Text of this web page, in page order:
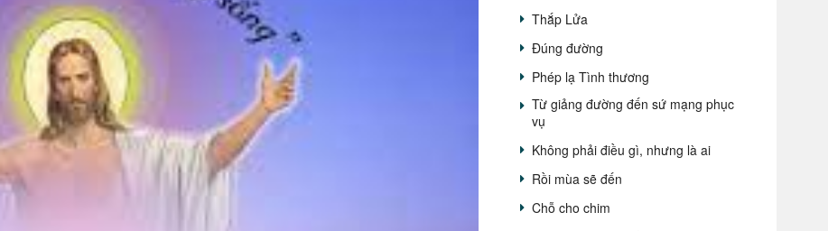
Thắp Lửa
Đúng đường
Phép lạ Tình thương
Từ giảng đường đến sứ mạng phục
vụ
Không phải điều gì, nhưng là ai
Rồi mùa sẽ đến
Chỗ cho chim